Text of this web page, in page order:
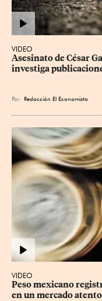
VIDEO
Asesinato de César
investiga
Por Redacción El Economista
VIDEO
Peso mexicano
en un mercado